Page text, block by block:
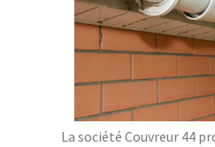
La société Couvreur 44